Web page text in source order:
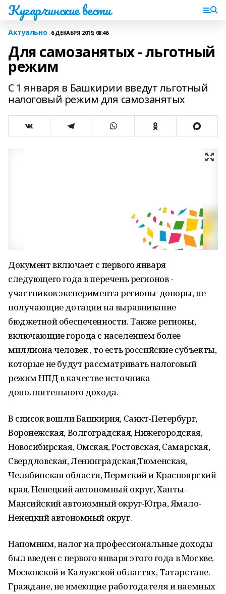
Кугарчинские вести
Актуально 6 ДЕКАБРЯ 2019, 08:46
Для самозанятых - льготный
режим
С 1 января в Башкирии введут льготный
налоговый режим для самозанятых
Документ включает с первого января
следующего года в перечень регионов -
участников эксперимента регионы-доноры, не
получающие дотации на выравнивание
бюджетной обеспеченности. Также регионы,
включающие города с населением более
миллиона человек , то есть российские субъекты,
которые не будут рассматривать налоговый
режим НПД в качестве источника
дополнительного дохода.
В список вошли Башкирия, Санкт-Петербург,
Воронежская, Волгоградская, Нижегородская,
Новосибирская, Омская, Ростовская, Самарская,
Свердловская, Ленинградская,Тюменская,
Челябинская области, Пермский и Красноярский
края, Ненецкий автономный округ, Ханты-
Мансийский автономный округ-Югра, Ямало-
Ненецкий автономный округ.
Напомним, налог на профессиональные доходы
был введен с первого января этого года в Москве,
Московской и Калужской областях, Татарстане.
Граждане, не имеющие работодателя и наемных